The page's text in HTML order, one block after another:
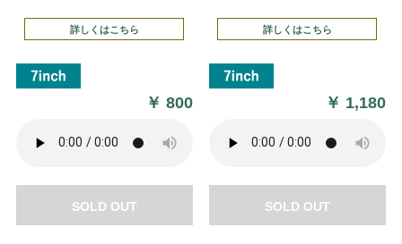
詳しくはこちら
￥800
SOLD OUT
詳しくはこちら
￥ 1,180
SOLD OUT